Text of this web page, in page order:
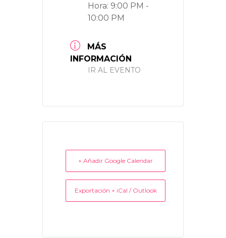
Hora: 9:00 PM -
10:00 PM
MÁS
INFORMACIÓN
IR AL EVENTO
+ Añadir Google Calendar
Exportación + iCal / Outlook